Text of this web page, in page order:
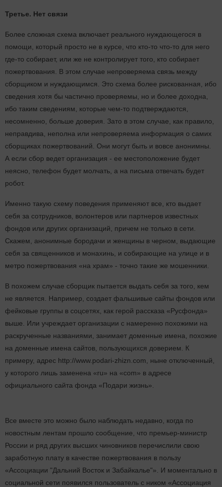
Третье. Нет связи
Более сложная схема включает реального нуждающегося в
помощи, который просто не в курсе, что кто-то что-то для него
где-то собирает, или же не контролирует того, кто собирает
пожертвования. В этом случае непроверяема связь между
сборщиком и нуждающимся. Это схема более рискованная, ибо
сведения хотя бы частично проверяемы, но и более доходна,
ибо таким сведениям, которые чем-то подтверждаются,
несомненно, больше доверия. Зато в этом случае, как правило,
неправдива, неполна или непроверяема информация о самих
сборщиках пожертвований. Они могут быть и вовсе анонимны.
А если сбор ведет организация - ее местоположение будет
неясно, телефон будет молчать, а на письма отвечать будет
робот.
Именно такую схему поведения применяют все, кто выдает
себя за сотрудников, волонтеров или партнеров известных
фондов или других организаций, причем не только в сети.
Скажем, анонимные бородачи и женщины в черном, выдающие
себя за священников и монахинь, и собирающие на улице и в
метро пожертвования «на храм» - точно такие же мошенники.
В похожем случае сборщик пытается выдать себя за того, кем
не является. Например, создает фальшивые сайты фондов или
фейковые группы в соцсетях, как герой рассказа «Русфонда»
выше. Или учреждает организации с намеренно похожими на
раскрученные названиями, занимает доменные имена, похожие
на доменные имена сайтов, пользующихся доверием. К
примеру, адрес http://www.podari-zhizn.com, ныне отключенный,
у которого лишь заменена «ru» на «com» в адресе
официального сайта фонда «Подари жизнь».
Все вместе это можно было наблюдать недавно, когда по
новостным лентам прошло сообщение, что премьер-министр
России и ряд других высших чиновников перечислили свою
заработную плату в качестве пожертвования в пользу
«Ассоциации "Дальний Восток и Забайкалье"». И моментально в
социальной сети появился пользователь с ником «Ассоциация